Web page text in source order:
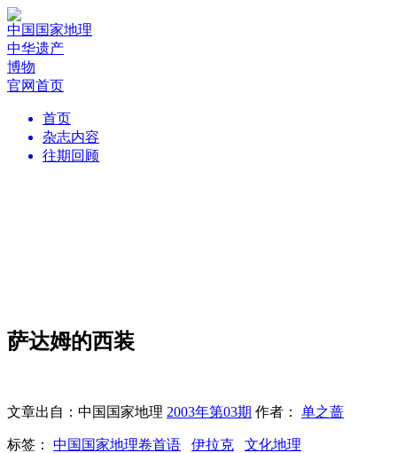
中国国家地理
中华遗产
博物
官网首页
首页
杂志内容
往期回顾
萨达姆的西装
文章出自：中国国家地理 2003年第03期 作者： 单之蔷
标签： 中国国家地理卷首语 伊拉克 文化地理